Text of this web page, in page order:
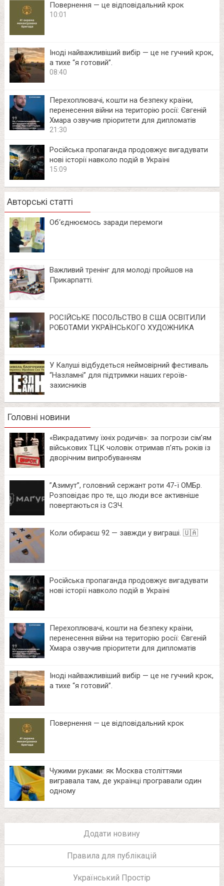
Повернення — це відповідальний крок
10:01
Іноді найважливіший вибір — це не гучний крок,
а тихе “я готовий”.
08:40
Перехоплювачі, кошти на безпеку країни,
перенесення війни на територію росії: Євгеній
Хмара озвучив пріоритети для дипломатів
21:30
Російська пропаганда продовжує вигадувати
нові історії навколо подій в Україні
15:09
Авторські статті
Об‘єднюємось заради перемоги
Важливий тренінг для молоді пройшов на
Прикарпатті.
РОСІЙСЬКЕ ПОСОЛЬСТВО В США ОСВІТИЛИ
РОБОТАМИ УКРАЇНСЬКОГО ХУДОЖНИКА
У Калуші відбудеться неймовірний фестиваль
“Назламні” для підтримки наших героїв-
захисників
Головні новини
«Викрадатиму їхніх родичів»: за погрози сім’ям
військових ТЦК чоловік отримав п’ять років із
дворічним випробуванням
⁨”Азимут”, головний сержант роти 47-ї ОМБр.
Розповідає про те, що люди все активніше
повертаються із СЗЧ.
Коли обираєш 92 — завжди у виграші. 🇺🇦
Російська пропаганда продовжує вигадувати
нові історії навколо подій в Україні
Перехоплювачі, кошти на безпеку країни,
перенесення війни на територію росії: Євгеній
Хмара озвучив пріоритети для дипломатів
Іноді найважливіший вибір — це не гучний крок,
а тихе “я готовий”.
Повернення — це відповідальний крок
Чужими руками: як Москва століттями
вигравала там, де українці програвали один
одному
Додати новину
Правила для публікацій
Український Простір